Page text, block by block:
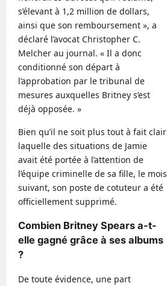
s’élevant à 1,2 million de dollars,
ainsi que son remboursement », a
déclaré l’avocat Christopher C.
Melcher au journal. « Il a donc
conditionné son départ à
l’approbation par le tribunal de
mesures auxquelles Britney s’est
déjà opposée. »
Bien qu’il ne soit plus tout à fait clair
laquelle des situations de Jamie
avait été portée à l’attention de
l’équipe criminelle de sa fille, le mois
suivant, son poste de cotuteur a été
officiellement supprimé.
Combien Britney Spears a-t-
elle gagné grâce à ses albums
?
De toute évidence, une part